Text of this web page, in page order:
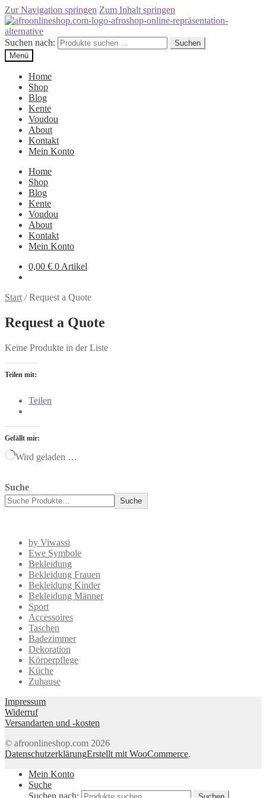
Zur Navigation springen Zum Inhalt springen
Suchen nach:
Suchen
Menü
Home
Shop
Blog
Kente
Voudou
About
Kontakt
Mein Konto
Home
Shop
Blog
Kente
Voudou
About
Kontakt
Mein Konto
0,00 € 0 Artikel
Start /Request a Quote
Request a Quote
Keine Produkte in der Liste
Teilen mit:
Teilen
Gefällt mir:
Wird geladen …
Suche
Suche
by Viwassi
Ewe Symbole
Bekleidung
Bekleidung Frauen
Bekleidung Kinder
Bekleidung Männer
Sport
Accessoires
Taschen
Badezimmer
Dekoration
Körperpflege
Küche
Zuhause
Impressum
Widerruf
Versandarten und -kosten
© afroonlineshop.com 2026
DatenschutzerklärungErstellt mit WooCommerce.
Mein Konto
Suche
Suchen nach: